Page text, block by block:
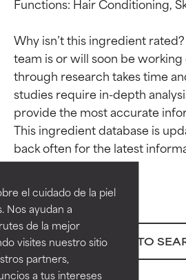
el cuidado de la piel
Nos ayudan a
de la mejor
visites nuestro sitio
partners,
a tus intereses
Why isn’t this ingredient
team is or will soon be working
through research takes time
studies require in-depth
provide the most accurate
This ingredient database is
BACK TO
Calificaciones
ingredientes
EXCELENTE
Ingrediente
beneficios reales para
Calificaciones
ingredientes
EXCELENTE
Ingrediente
beneficios reales para